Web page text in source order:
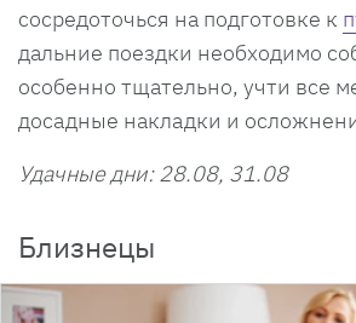
сосредоточься на подготовке к
дальние поездки необходимо
особенно тщательно, учти все
досадные накладки и
Удачные дни: 28.08, 31.08
Близнецы